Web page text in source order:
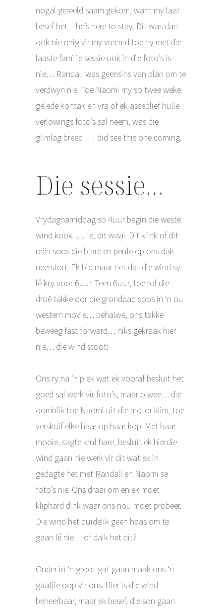
nogal gereeld saam gekom, want my laat
besef het – he’s here to stay. Dit was dan
ook nie rerig vir my vreemd toe hy met die
laaste familie sessie ook in die foto’s is
nie… Randall was geensins van plan om te
verdwyn nie. Toe Naomi my so twee weke
gelede kontak en vra of ek asseblief hulle
verlowings foto’s sal neem, was die
glimlag breed… I did see this one coming.
Die sessie…
Vrydagnamiddag so 4uur begin die weste
wind kook. Julle, dit waai. Dit klink of dit
reën soos die blare en peule op ons dak
neerstort. Ek bid maar net dat die wind sy
lê kry voor 6uur. Teen 6uur, toe rol die
droë takke oor die grondpad soos in ‘n ou
western movie… behalwe, ons takke
beweeg fast forward… niks gekraak hier
nie… die wind stoot!
Ons ry na ‘n plek wat ek vooraf besluit het
goed sal werk vir foto’s, maar o wee… die
oomblik toe Naomi uit die motor klim, toe
verskuif elke haar op haar kop. Met haar
mooie, sagte krul hare, besluit ek hierdie
wind gaan nie werk vir dit wat ek in
gedagte het met Randall en Naomi se
foto’s nie. Ons draai om en ek moet
kliphard dink waar ons nou moet probeer.
Die wind het duidelik geen haas om te
gaan lê nie… of dalk het dit?
Onder in ‘n groot gat gaan maak ons ‘n
gaatjie oop vir ons. Hier is die wind
beheerbaar, maar ek besef, die son gaan